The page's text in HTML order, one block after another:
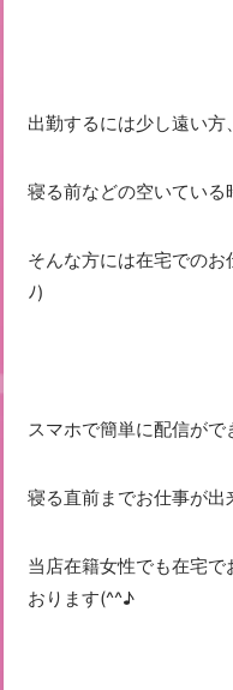
出勤するには少し遠い方、
寝る前などの空いてい
そんな方には在宅での
ﾉ)
スマホで簡単に配信が
寝る直前までお仕事が出
当店在籍女性でも在宅
おります(^^♪